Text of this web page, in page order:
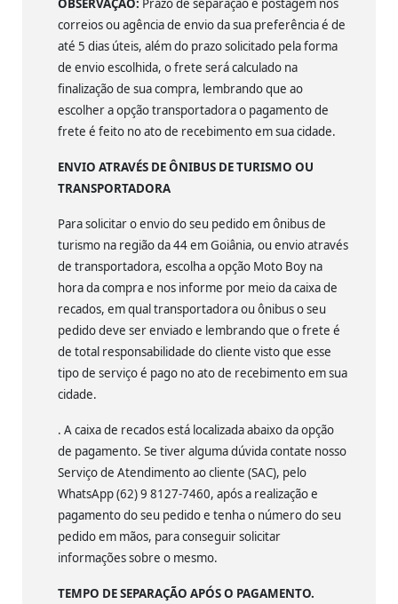
OBSERVAÇÃO: Prazo de separação e postagem nos
correios ou agência de envio da sua preferência é de
até 5 dias úteis, além do prazo solicitado pela forma
de envio escolhida, o frete será calculado na
finalização de sua compra, lembrando que ao
escolher a opção transportadora o pagamento de
frete é feito no ato de recebimento em sua cidade.
ENVIO ATRAVÉS DE ÔNIBUS DE TURISMO OU
TRANSPORTADORA
Para solicitar o envio do seu pedido em ônibus de
turismo na região da 44 em Goiânia, ou envio através
de transportadora, escolha a opção Moto Boy na
hora da compra e nos informe por meio da caixa de
recados, em qual transportadora ou ônibus o seu
pedido deve ser enviado e lembrando que o frete é
de total responsabilidade do cliente visto que esse
tipo de serviço é pago no ato de recebimento em sua
cidade.
. A caixa de recados está localizada abaixo da opção
de pagamento. Se tiver alguma dúvida contate nosso
Serviço de Atendimento ao cliente (SAC), pelo
WhatsApp (62) 9 8127-7460, após a realização e
pagamento do seu pedido e tenha o número do seu
pedido em mãos, para conseguir solicitar
informações sobre o mesmo.
TEMPO DE SEPARAÇÃO APÓS O PAGAMENTO.